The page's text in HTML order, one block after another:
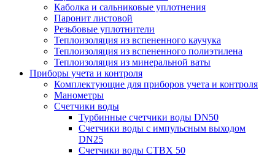
Каболка и сальниковые уплотнения
Паронит листовой
Резьбовые уплотнители
Теплоизоляция из вспененного каучука
Теплоизоляция из вспененного полиэтилена
Теплоизоляция из минеральной ваты
Приборы учета и контроля
Комплектующие для приборов учета и контроля
Манометры
Счетчики воды
Турбинные счетчики воды DN50
Счетчики воды с импульсным выходом
DN25
Счетчики воды СТВХ 50